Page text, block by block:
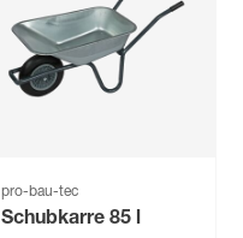
pro-bau-tec
Schubkarre 85 l